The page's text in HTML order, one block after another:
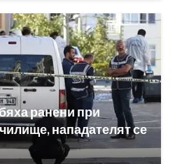
ранени при
нападателят се